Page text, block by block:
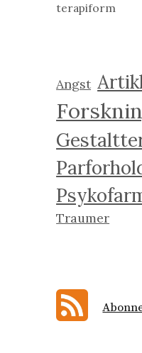
terapiform
Angst
Traumer